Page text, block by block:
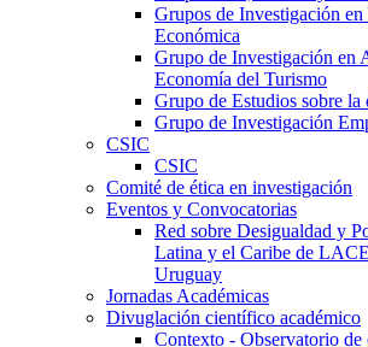
Grupos de Investigación
Económica
Grupo de Investigación en
Economía del Turismo
Grupo de Estudios sobre
Grupo de Investigación
CSIC
CSIC
Comité de ética en investigación
Eventos y Convocatorias
Red sobre Desigualdad y
Latina y el Caribe de
Uruguay
Jornadas Académicas
Divuglación científico académico
Contexto - Observatorio de